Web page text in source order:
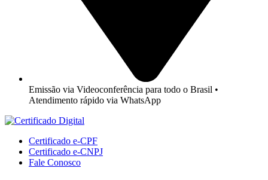
Emissão via Videoconferência para todo o Brasil •
Atendimento rápido via WhatsApp
Certificado e-CPF
Certificado e-CNPJ
Fale Conosco